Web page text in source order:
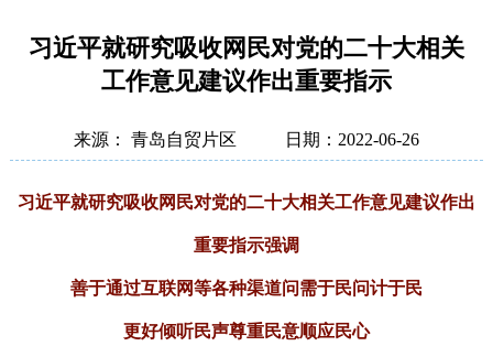
习近平就研究吸收网民对党的二十大相关
工作意见建议作出重要指示
来源： 青岛自贸片区 日期：2022-06-26
习近平就研究吸收网民对党的二十大相关工作意见建议作出
重要指示强调
善于通过互联网等各种渠道问需于民问计于民
更好倾听民声尊重民意顺应民心